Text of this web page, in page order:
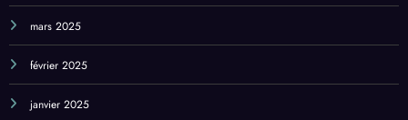
mars 2025
février 2025
janvier 2025